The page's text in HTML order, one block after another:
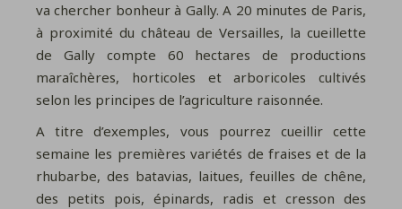
va chercher bonheur à Gally. A 20 minutes de Paris,
à proximité du château de Versailles, la cueillette
de Gally compte 60 hectares de productions
maraîchères, horticoles et arboricoles cultivés
selon les principes de l’agriculture raisonnée.
A titre d’exemples, vous pourrez cueillir cette
semaine les premières variétés de fraises et de la
rhubarbe, des batavias, laitues, feuilles de chêne,
des petits pois, épinards, radis et cresson des